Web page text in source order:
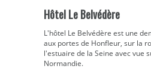
Hôtel Le Belvédère
L'hôtel Le Belvédère est une
aux portes de Honfleur, sur la
l'estuaire de la Seine avec vue
Normandie.